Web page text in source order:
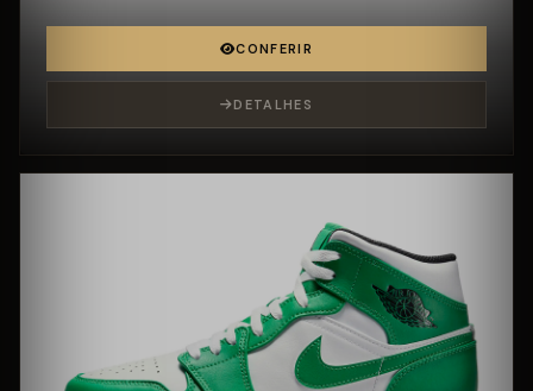
CONFERIR
DETALHES